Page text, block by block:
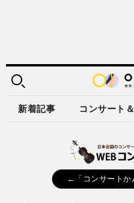
新着記事 コンサート
←「コンサートか